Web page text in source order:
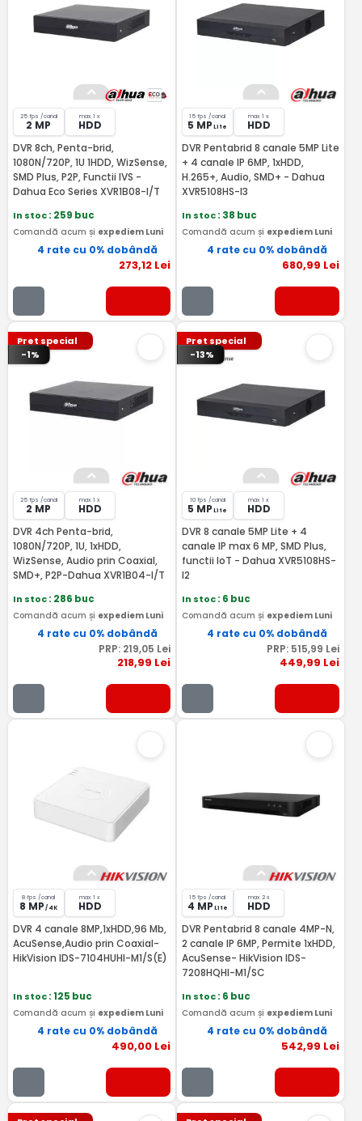
25 fps /canal
2 MP
max 1 x
HDD
DVR 8ch, Penta-brid,
1080N/720P, 1U 1HDD, WizSense,
SMD Plus, P2P, Functii IVS -
Dahua Eco Series XVR1B08-I/T
In stoc: 259 buc
Comandă acum și expediem Luni
4 rate cu 0% dobândă
273,12Lei
15 fps /canal
5 MP Lite
max 1 x
HDD
DVR Pentabrid 8 canale 5MP Lite
+ 4 canale IP 6MP, 1xHDD,
H.265+, Audio, SMD+ - Dahua
XVR5108HS-I3
In stoc: 38 buc
Comandă acum și expediem Luni
4 rate cu 0% dobândă
680,99 Lei
Pret special
-1%
25 fps /canal
2 MP
max 1 x
HDD
DVR 4ch Penta-brid,
1080N/720P, 1U, 1xHDD,
WizSense, Audio prin Coaxial,
SMD+, P2P-Dahua XVR1B04-I/T
In stoc: 286 buc
Comandă acum și expediem Luni
4 rate cu 0% dobândă
PRP: 219,05 Lei
218,99 Lei
Pret special
-13%
10 fps /canal
5 MP Lite
max 1 x
HDD
DVR 8 canale 5MP Lite + 4
canale IP max 6 MP, SMD Plus,
functii IoT - Dahua XVR5108HS-
I2
In stoc: 6 buc
Comandă acum și expediem Luni
4 rate cu 0% dobândă
PRP: 515,99 Lei
449,99 Lei
8 fps /canal
8 MP / 4K
max 1 x
HDD
DVR 4 canale 8MP,1xHDD,96 Mb,
AcuSense,Audio prin Coaxial-
HikVision IDS-7104HUHI-M1/S(E)
In stoc: 125 buc
Comandă acum și expediem Luni
4 rate cu 0% dobândă
490,00Lei
15 fps /canal
4 MP Lite
max 2 x
HDD
DVR Pentabrid 8 canale 4MP-N,
2 canale IP 6MP, Permite 1xHDD,
AcuSense- HikVision IDS-
7208HQHI-M1/SC
In stoc: 6 buc
Comandă acum și expediem Luni
4 rate cu 0% dobândă
542,99 Lei